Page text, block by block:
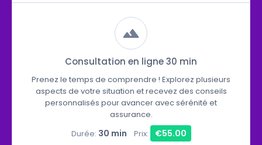
Consultation en ligne 30 min
Prenez le temps de comprendre ! Explorez plusieurs
aspects de votre situation et recevez des conseils
personnalisés pour avancer avec sérénité et
assurance.
Durée: 30 min Prix: €55.00